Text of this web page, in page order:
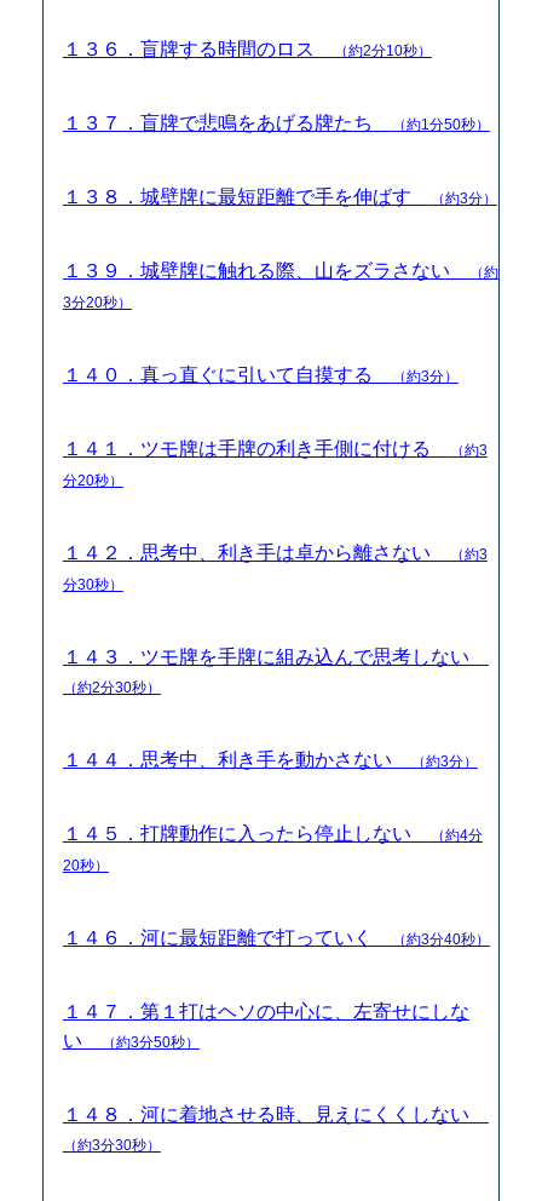
１３６．盲牌する時間のロス （約2分10秒）
１３７．盲牌で悲鳴をあげる牌たち （約1分50秒）
１３８．城壁牌に最短距離で手を伸ばす （約3分）
１３９．城壁牌に触れる際、山をズラさない
（約
3分20秒）
１４０．真っ直ぐに引いて自摸する （約3分）
１４１．ツモ牌は手牌の利き手側に付ける
（約3
分20秒）
１４２．思考中、利き手は卓から離さない
（約3
分30秒）
１４３．ツモ牌を手牌に組み込んで思考しない
（約2分30秒）
１４４．思考中、利き手を動かさない （約3分）
１４５．打牌動作に入ったら停止しない
（約4分
20秒）
１４６．河に最短距離で打っていく （約3分40秒）
１４７．第１打はヘソの中心に、左寄せにしな
い
（約3分50秒）
１４８．河に着地させる時、見えにくくしない
（約3分30秒）